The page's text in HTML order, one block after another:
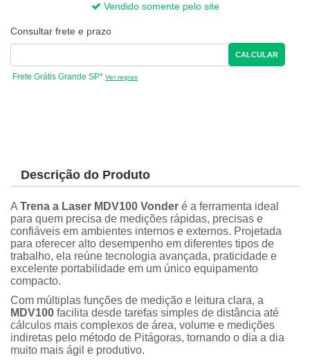
Vendido somente pelo site
Consultar frete e prazo
CALCULAR
Frete Grátis Grande SP* Ver regras
Descrição do Produto
A Trena a Laser MDV100 Vonder é a ferramenta ideal
para quem precisa de medições rápidas, precisas e
confiáveis em ambientes internos e externos. Projetada
para oferecer alto desempenho em diferentes tipos de
trabalho, ela reúne tecnologia avançada, praticidade e
excelente portabilidade em um único equipamento
compacto.
Com múltiplas funções de medição e leitura clara, a
MDV100 facilita desde tarefas simples de distância até
cálculos mais complexos de área, volume e medições
indiretas pelo método de Pitágoras, tornando o dia a dia
muito mais ágil e produtivo.